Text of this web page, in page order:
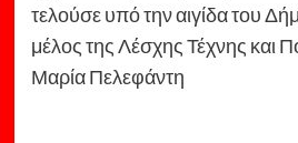
τελούσε υπό την αιγίδα του
μέλος της Λέσχης Τέχνης και
Μαρία Πελεφάντη